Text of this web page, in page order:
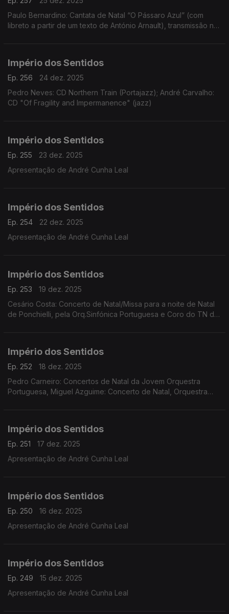
Paulo Bernardino: Cantata de Natal “O Pássaro Azul” (com
libreto a partir de um texto de António Arnault), transmissão na
Império dos Sentidos
Ep. 256
24 dez. 2025
Pedro Neves: CD Northern Train (Portajazz); André Carvalho:
CD "Of Fragility and Impermanence" (jazz)
Império dos Sentidos
Ep. 255
23 dez. 2025
Apresentação de André Cunha Leal
Império dos Sentidos
Ep. 254
22 dez. 2025
Apresentação de André Cunha Leal
Império dos Sentidos
Ep. 253
19 dez. 2025
Cesário Costa: Concerto de Natal/Missa para a noite de Natal
de Ponchielli, pela Orq.Sinfónica Portuguesa e Coro do TN de
Império dos Sentidos
Ep. 252
18 dez. 2025
Pedro Carneiro: Concertos de Natal da Jovem Orquestra
Portuguesa, Miguel Azguime: Concerto de Natal, Orquestra
Império dos Sentidos
Ep. 251
17 dez. 2025
Apresentação de André Cunha Leal
Império dos Sentidos
Ep. 250
16 dez. 2025
Apresentação de André Cunha Leal
Império dos Sentidos
Ep. 249
15 dez. 2025
Apresentação de André Cunha Leal